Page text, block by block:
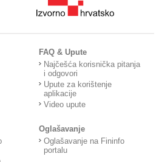
FAQ & Upute
Najčešća korisnička pitanja
i odgovori
Upute za korištenje
aplikacije
Video upute
Oglašavanje
Oglašavanje na Fininfo
portalu